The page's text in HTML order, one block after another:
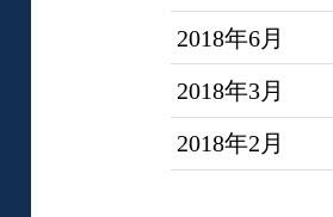
2018年6月
2018年3月
2018年2月